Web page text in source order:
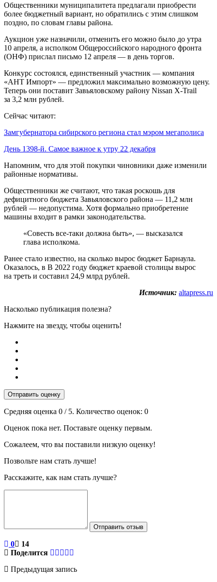
Общественники муниципалитета предлагали приобрести
более бюджетный вариант, но обратились с этим слишком
поздно, по словам главы района.
Аукцион уже назначили, отменить его можно было до утра
10 апреля, а исполком Общероссийского народного фронта
(ОНФ) прислал письмо 12 апреля — в день торгов.
Конкурс состоялся, единственный участник — компания
«АНТ Импорт» — предложил максимально возможную цену.
Теперь они поставит Завьяловскому району Nissan X-Trail
за 3,2 млн рублей.
Сейчас читают:
Замгубернатора сибирского региона стал мэром мегаполиса
День 1398-й. Самое важное к утру 22 декабря
Напомним, что для этой покупки чиновники даже изменили
районные нормативы.
Общественники же считают, что такая роскошь для
дефицитного бюджета Завьяловского района — 11,2 млн
рублей — недопустима. Хотя формально приобретение
машины входит в рамки законодательства.
«Совесть все-таки должна быть», — высказался
глава исполкома.
Ранее стало известно, на сколько вырос бюджет Барнаула.
Оказалось, в В 2022 году бюджет краевой столицы вырос
на треть и составил 24,9 млрд рублей.
Источник: altapress.ru
Насколько публикация полезна?
Нажмите на звезду, чтобы оценить!
Отправить оценку
Средняя оценка 0 / 5. Количество оценок: 0
Оценок пока нет. Поставьте оценку первым.
Сожалеем, что вы поставили низкую оценку!
Позвольте нам стать лучше!
Расскажите, как нам стать лучше?
Отправить отзыв
0
14
Поделится
Предыдущая запись